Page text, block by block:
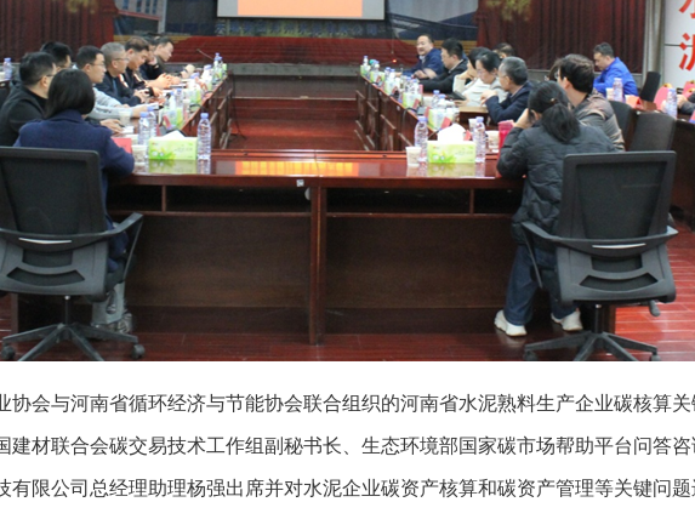
协会与河南省循环经济与节能协会联合组织的河南省水泥熟料生产企业碳核算
建材联合会碳交易技术工作组副秘书长、生态环境部国家碳市场帮助平台问答
限公司总经理助理杨强出席并对水泥企业碳资产核算和碳资产管理等关键问